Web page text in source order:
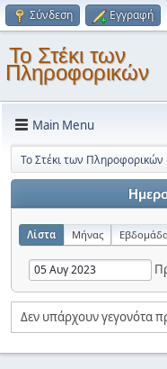
Σύνδεση Εγγραφή
Το Στέκι των
Πληροφορικών
Main Menu
Το Στέκι των Πληροφορικών
Λίστα Μήνας
Δεν υπάρχουν γεγονότα